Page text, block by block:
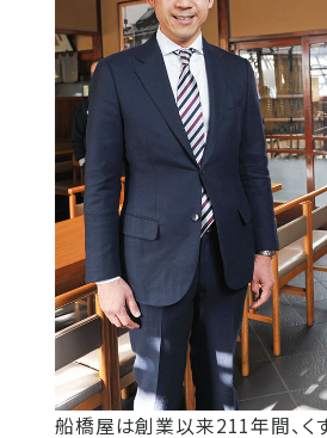
船橋屋は創業以来211年間、く